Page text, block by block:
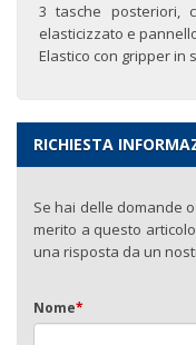
3 tasche posteriori,
elasticizzato e
Elastico con gripper in
RICHIESTA
Se hai delle domande
merito a questo
una risposta da un
Nome*